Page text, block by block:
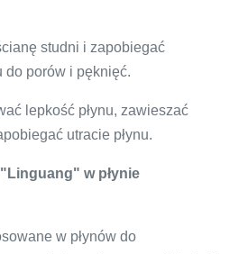
studni i zapobiegać
do porów i pęknięć.
lepkość płynu, zawieszać
utracie płynu.
w płynie
w płynów do